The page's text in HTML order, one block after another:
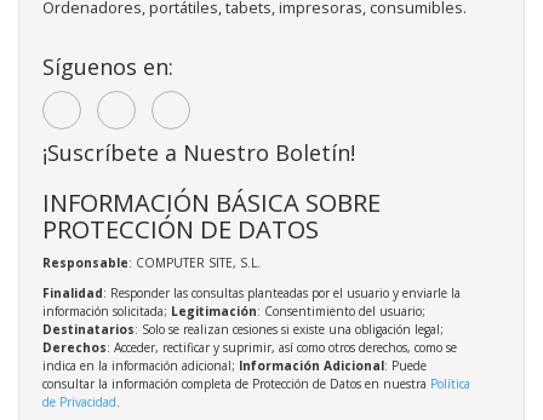
Ordenadores, portátiles, tabets, impresoras, consumibles.
Síguenos en:
¡Suscríbete a Nuestro Boletín!
INFORMACIÓN BÁSICA SOBRE
PROTECCIÓN DE DATOS
Responsable: COMPUTER SITE, S.L.
Finalidad: Responder las consultas planteadas por el usuario y enviarle la
información solicitada; Legitimación: Consentimiento del usuario;
Destinatarios: Solo se realizan cesiones si existe una obligación legal;
Derechos: Acceder, rectificar y suprimir, así como otros derechos, como se
indica en la información adicional; Información Adicional: Puede
consultar la información completa de Protección de Datos en nuestra Política
de Privacidad